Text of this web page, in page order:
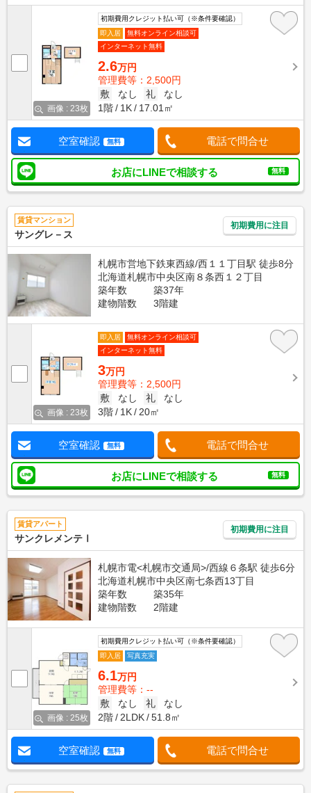
画像 : 23枚
初期費用クレジット払い可（※条件要確認）
即入居
無料オンライン相談可
インターネット無料
2.6万円
管理費等：2,500円
敷
なし 礼
なし
1階
1K 17.01㎡
空室確認 無料 電話で問合せ
お店にLINEで相談する 無料
賃貸マンション
サングレ－ス
初期費用に注目
札幌市営地下鉄東西線/西１１丁目駅 徒歩8分
北海道札幌市中央区南８条西１２丁目
築年数
築37年
建物階数
3階建
画像 : 23枚
即入居
無料オンライン相談可
インターネット無料
3万円
管理費等：2,500円
敷
なし 礼
なし
3階
1K 20㎡
空室確認 無料 電話で問合せ
お店にLINEで相談する 無料
賃貸アパート
サンクレメンテⅠ
初期費用に注目
札幌市電<札幌市交通局>/西線６条駅 徒歩6分
北海道札幌市中央区南七条西13丁目
築年数
築35年
建物階数
2階建
画像 : 25枚
初期費用クレジット払い可（※条件要確認）
即入居
写真充実
6.1万円
管理費等：--
敷
なし 礼
なし
2階
2LDK 51.8㎡
空室確認 無料 電話で問合せ